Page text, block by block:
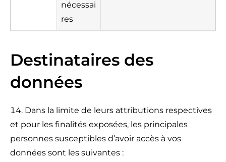
nécessai
res
Destinataires des
données
Dans la limite de leurs attributions respectives
et pour les finalités exposées, les principales
personnes susceptibles d’avoir accès à vos
données sont les suivantes :